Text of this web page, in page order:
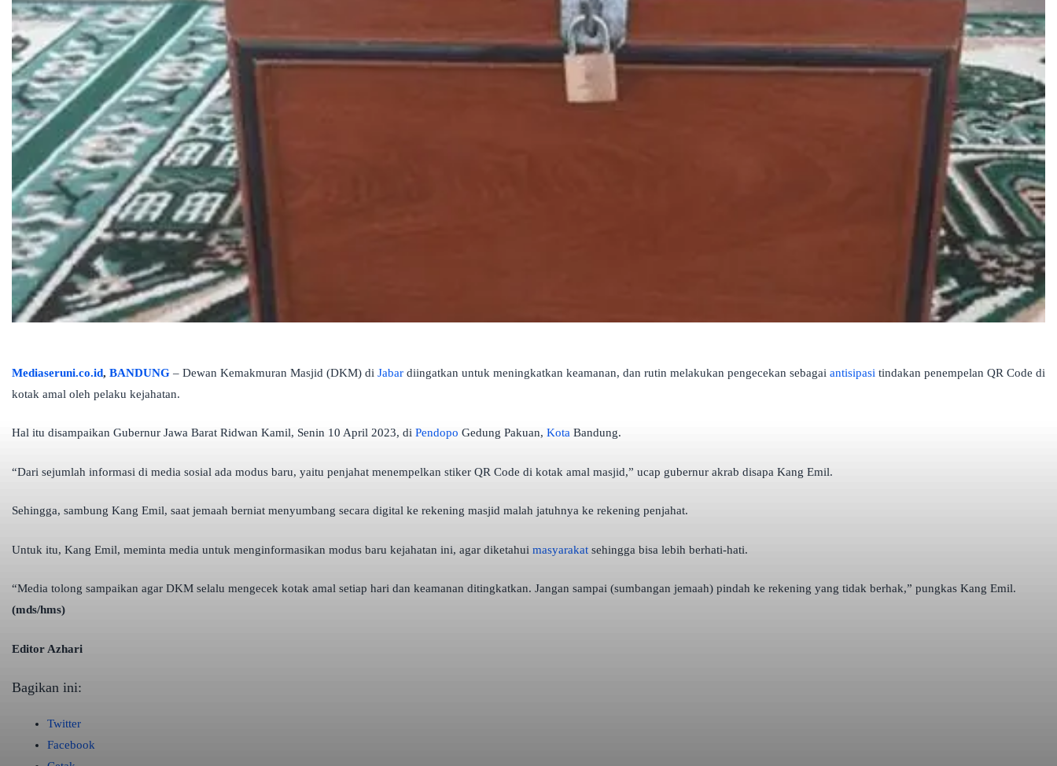
Mediaseruni.co.id, BANDUNG – Dewan Kemakmuran Masjid (DKM) di Jabar diingatkan untuk meningkatkan keamanan, dan rutin melakukan pengecekan sebagai antisipasi tindakan penempelan QR Code di
kotak amal oleh pelaku kejahatan.
Hal itu disampaikan Gubernur Jawa Barat Ridwan Kamil, Senin 10 April 2023, di Pendopo Gedung Pakuan, Kota Bandung.
“Dari sejumlah informasi di media sosial ada modus baru, yaitu penjahat menempelkan stiker QR Code di kotak amal masjid,” ucap gubernur akrab disapa Kang Emil.
Sehingga, sambung Kang Emil, saat jemaah berniat menyumbang secara digital ke rekening masjid malah jatuhnya ke rekening penjahat.
Untuk itu, Kang Emil, meminta media untuk menginformasikan modus baru kejahatan ini, agar diketahui masyarakat sehingga bisa lebih berhati-hati.
“Media tolong sampaikan agar DKM selalu mengecek kotak amal setiap hari dan keamanan ditingkatkan. Jangan sampai (sumbangan jemaah) pindah ke rekening yang tidak berhak,” pungkas Kang Emil.
(mds/hms)
Editor Azhari
Bagikan ini:
Twitter
Facebook